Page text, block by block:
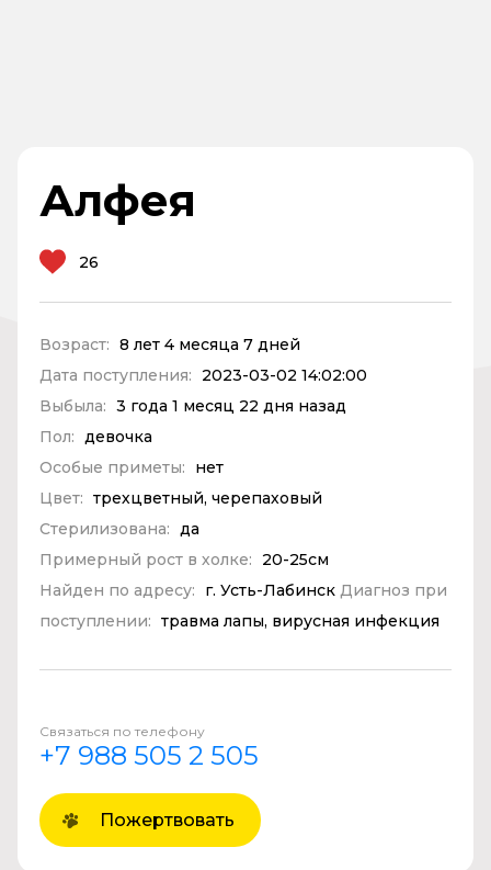
Алфея
26
Возраст: 8 лет 4 месяца 7 дней
Дата поступления:
2023-03-02 14:02:00
Выбыла: 3 года 1 месяц 22 дня назад
Пол: девочка
Особые приметы:
нет
Цвет: трехцветный, черепаховый
Стерилизована: да
Примерный рост в холке:
20-25см
Найден по адресу:
г. Усть-Лабинск Диагноз при
поступлении: травма лапы, вирусная инфекция
Связаться по телефону
+7 988 505 2 505
Пожертвовать